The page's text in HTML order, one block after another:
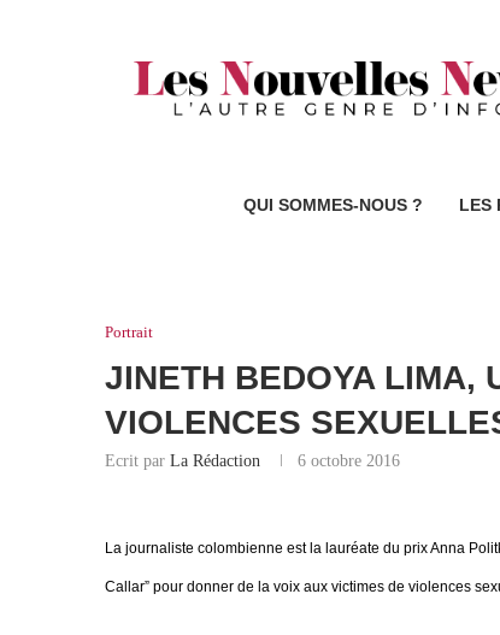
QUI SOMMES-NOUS ? LES
Portrait
JINETH BEDOYA LIMA,
VIOLENCES
Ecrit par La Rédaction 6 octobre 2016
La journaliste colombienne est la lauréate du prix Anna
Callar” pour donner de la voix aux victimes de violences